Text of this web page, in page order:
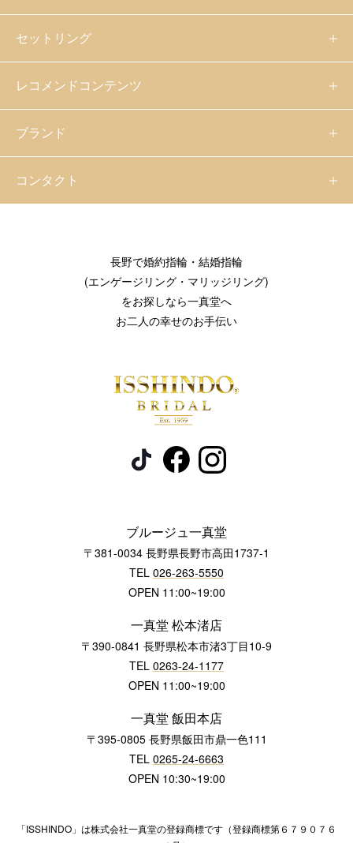
セットリング
レコメンドコンテンツ
ブランド
コンタクト
長野で婚約指輪・結婚指輪
(エンゲージリング・マリッジリング)
をお探しなら一真堂へ
お二人の幸せのお手伝い
ブルージュ一真堂
〒381-0034 長野県長野市高田1737-1
TEL 026-263-5550
OPEN 11:00~19:00
一真堂 松本渚店
〒390-0841 長野県松本市渚3丁目10-9
TEL 0263-24-1177
OPEN 11:00~19:00
一真堂 飯田本店
〒395-0805 長野県飯田市鼎一色111
TEL 0265-24-6663
OPEN 10:30~19:00
「ISSHINDO」は株式会社一真堂の登録商標です（登録商標第６７９０７６